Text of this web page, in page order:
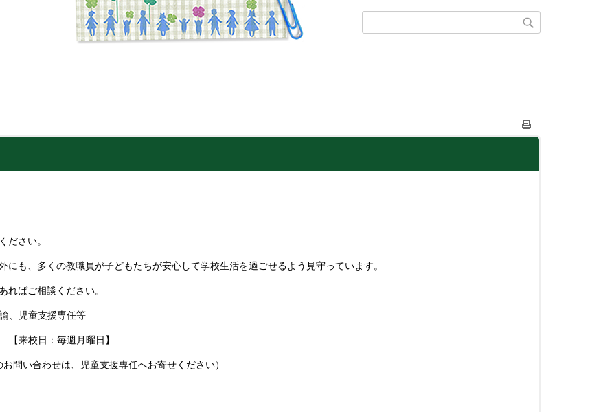
ださい。
も、多くの教職員が子どもたちが安心して学校生活を過ごせるよう見守っています。
ばご相談ください。
、児童支援専任等
来校日：毎週月曜日】
お問い合わせは、児童支援専任へお寄せください）